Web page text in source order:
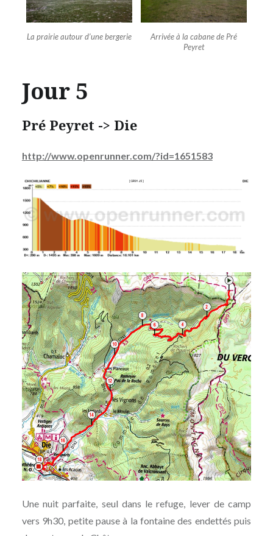
La prairie autour d’une bergerie
Arrivée à la cabane de Pré
Peyret
Jour 5
Pré Peyret -> Die
http://www.openrunner.com/?id=1651583
Une nuit parfaite, seul dans le refuge, lever de camp
vers 9h30, petite pause à la fontaine des endettés puis